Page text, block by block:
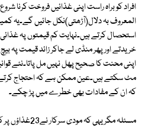
افراد کو براہ راست اپنی غذائیں فروخت کرنا
المعروف بہ دلال(آڑھتی)نکل جائیں گے۔یہ
استحصال کرتے ہیں۔نہایت کم قیمتوں پہ
خریدتے اور پھر منڈی لے جاکر زائد قیمت پہ
اپنی محنت کا صحیح پھل نہیں مل پاتا۔نئے
مٹ سکتے ہیں۔عین ممکن ہے کہ احتجاج
کہ ان کے مفادات بھی خطرے میں پڑ چکے۔
مسئلہ مگر یہی